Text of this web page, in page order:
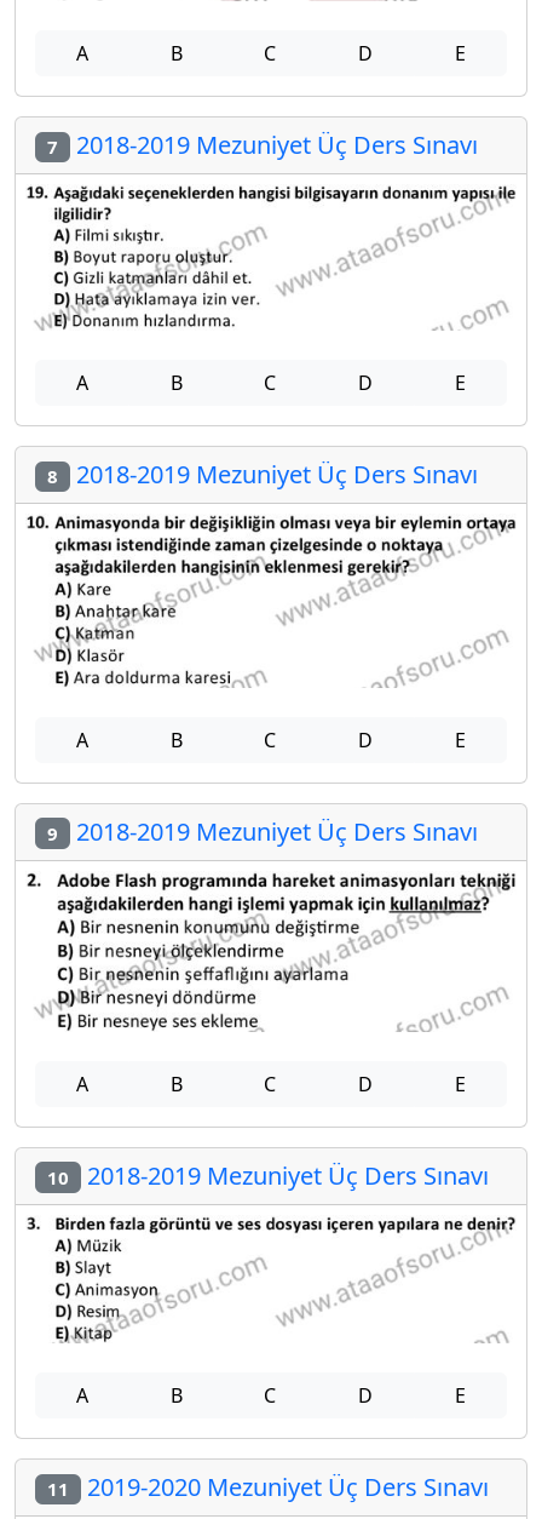
A B C D E
7 2018-2019 Mezuniyet Üç Ders Sınavı
A B C D E
8 2018-2019 Mezuniyet Üç Ders Sınavı
A B C D E
9 2018-2019 Mezuniyet Üç Ders Sınavı
A B C D E
10 2018-2019 Mezuniyet Üç Ders Sınavı
A B C D E
11 2019-2020 Mezuniyet Üç Ders Sınavı